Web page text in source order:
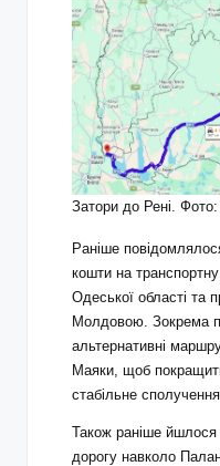
Затори до Рені.
Раніше
кошти на
Одеської області та
Молдовою. Зокрема
альтернативні
Маяки, щоб
стабільне
Також раніше йшлося
дорогу навколо